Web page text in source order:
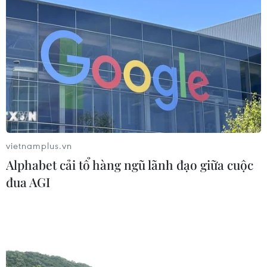
Đội tuyển Futsal Việt Nam gây bất
ngờ trước đội xếp hạng 7 thế giới
01/08/2026 14:55
Xem trực tiếp trận Thái Lan-
Malaysia tại ASEAN Cup 2026 trên
kênh nào?
Đình Bắc gây thất vọng trước
vietnamplus.vn
Alphabet cải tổ hàng ngũ lãnh đạo giữa cuộc
đua AGI